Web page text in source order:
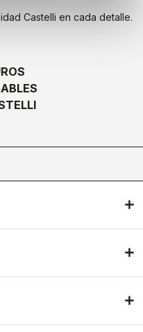
Castelli en cada detalle.